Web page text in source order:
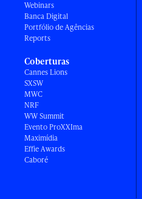
Webinars
Banca Digital
Portfólio de Agências
Reports
Coberturas
Cannes Lions
SXSW
MWC
NRF
WW Summit
Evento ProXXIma
Maximídia
Effie Awards
Caboré